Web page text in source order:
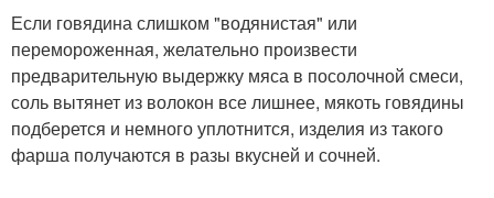
Если говядина слишком "водянистая" или
перемороженная, желательно произвести
предварительную выдержку мяса в посолочной смеси,
соль вытянет из волокон все лишнее, мякоть говядины
подберется и немного уплотнится, изделия из такого
фарша получаются в разы вкусней и сочней.